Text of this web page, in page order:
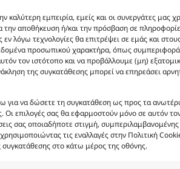
καλύτερη εμπειρία, εμείς και οι συνεργάτες μας
την αποθήκευση ή/και την πρόσβαση σε
εν λόγω τεχνολογίες θα επιτρέψει σε εμάς και
προσωπικού χαρακτήρα, όπως
τον ιστότοπο και να προβάλλουμε (μη)
της συγκατάθεσης μπορεί να επηρεάσει
για να δώσετε τη συγκατάθεση ως προς τα
Οι επιλογές σας θα εφαρμοστούν μόνο σε αυτόν
σας οποιαδήποτε στιγμή,
τις εναλλαγές στην Πολιτική
συγκατάθεσης στο κάτω μέρος της οθόνης.
PEG-120
Benzoic
και δεν είναι προς πώληση το